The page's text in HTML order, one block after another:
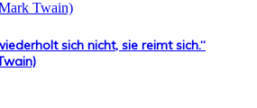
sich nicht, sie reimt sich.“